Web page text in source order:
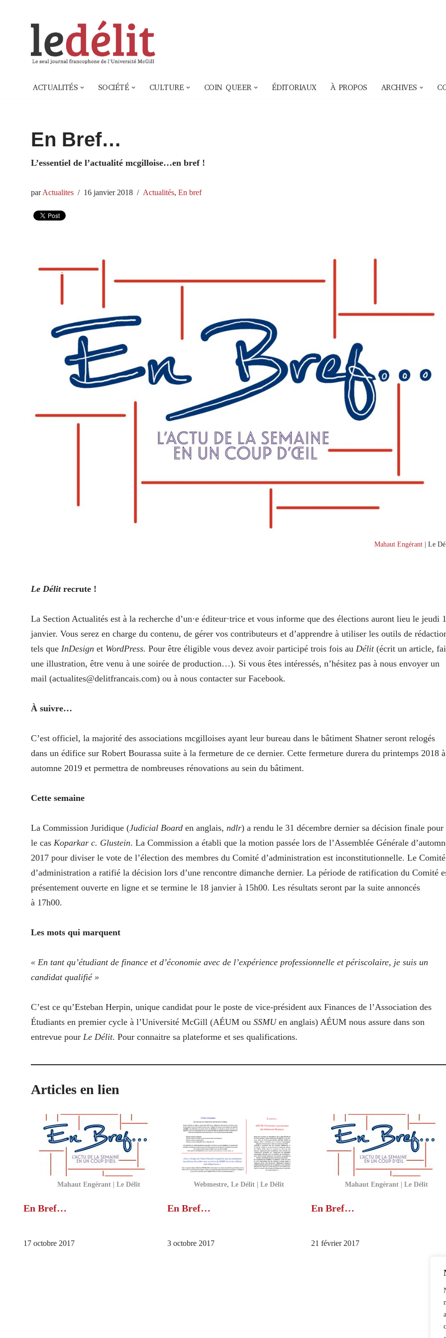
ACTUALITÉS SOCIÉTÉ CULTURE COIN QUEER ÉDITORIAUX À PROPOS ARCHIVES
En Bref…
L’essentiel de l’actualité mcgilloise…en bref !
parActualites 16 janvier 2018 Actualités, En bref
Mahaut Engérant | Le
Le Délitrecrute !
La Section Actualités est à la recherche d’un·e éditeur·trice et vous informe que des élections auront lieu le jeudi
janvier. Vous serez en charge du contenu, de gérer vos contributeurs et d’apprendre à utiliser les outils de
tels que InDesign et WordPress. Pour être éligible vous devez avoir participé trois fois au Délit(écrit un article,
une illustration, être venu à une soirée de production…). Si vous êtes intéressés, n’hésitez pas à nous envoyer un
mail (actualites@​delitfrancais.​com) ou à nous contacter sur Facebook.
À suivre…
C’est officiel, la majorité des associations mcgilloises ayant leur bureau dans le bâtiment Shatner seront relogés
dans un édifice sur Robert Bourassa suite à la fermeture de ce dernier. Cette fermeture durera du printemps 2018 à
automne 2019 et permettra de nombreuses rénovations au sein du bâtiment.
Cette semaine
La Commission Juridique (Judicial Board en anglais, ndlr) a rendu le 31 décembre dernier sa décision finale pour
le cas Koparkar c. Glustein. La Commission a établi que la motion passée lors de l’Assemblée Générale
2017 pour diviser le vote de l’élection des membres du Comité d’administration est inconstitutionnelle. Le Comité
d’administration a ratifié la décision lors d’une rencontre dimanche dernier. La période de ratification du Comité
présentement ouverte en ligne et se termine le 18 janvier à 15h00. Les résultats seront par la suite annoncés
à 17h00.
Les mots qui marquent
« En tant qu’étudiant de finance et d’économie avec de l’expérience professionnelle et périscolaire, je suis un
candidat qualifié »
C’est ce qu’Esteban Herpin, unique candidat pour le poste de vice-président aux Finances de l’Association des
Étudiants en premier cycle à l’Université McGill (AÉUM ou SSMUen anglais) AÉUM nous assure dans son
entrevue pour Le Délit. Pour connaitre sa plateforme et ses qualifications.
Articles en lien
Mahaut Engérant | Le Délit
En Bref…
17 octobre 2017
Webmestre, Le Délit | Le Délit
En Bref…
3 octobre 2017
Mahaut Engérant | Le Délit
En Bref…
21 février 2017